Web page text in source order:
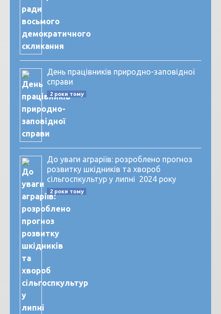
День працівників природно-заповідної
справи
2 роки тому
До уваги аграріїв: розроблено прогноз
розвитку шкідників та хвороб
сільгоспкультур у липні 2024 року
2 роки тому